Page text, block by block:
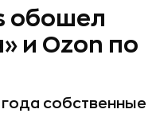
обошел
и Ozon по
собственные